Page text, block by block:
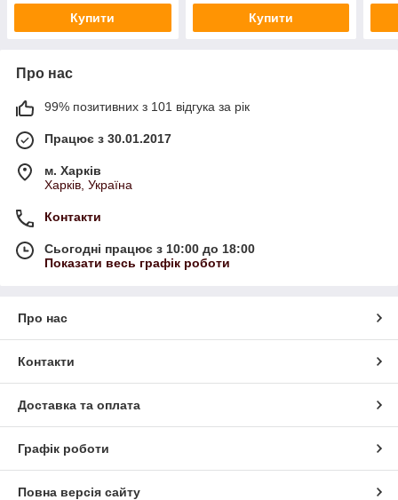
Купити Купити
Про нас
99% позитивних з 101 відгука за рік
Працює з 30.01.2017
м. Харків
Харків, Україна
Контакти
Сьогодні працює з 10:00 до 18:00
Показати весь графік роботи
Про нас
Контакти
Доставка та оплата
Графік роботи
Повна версія сайту